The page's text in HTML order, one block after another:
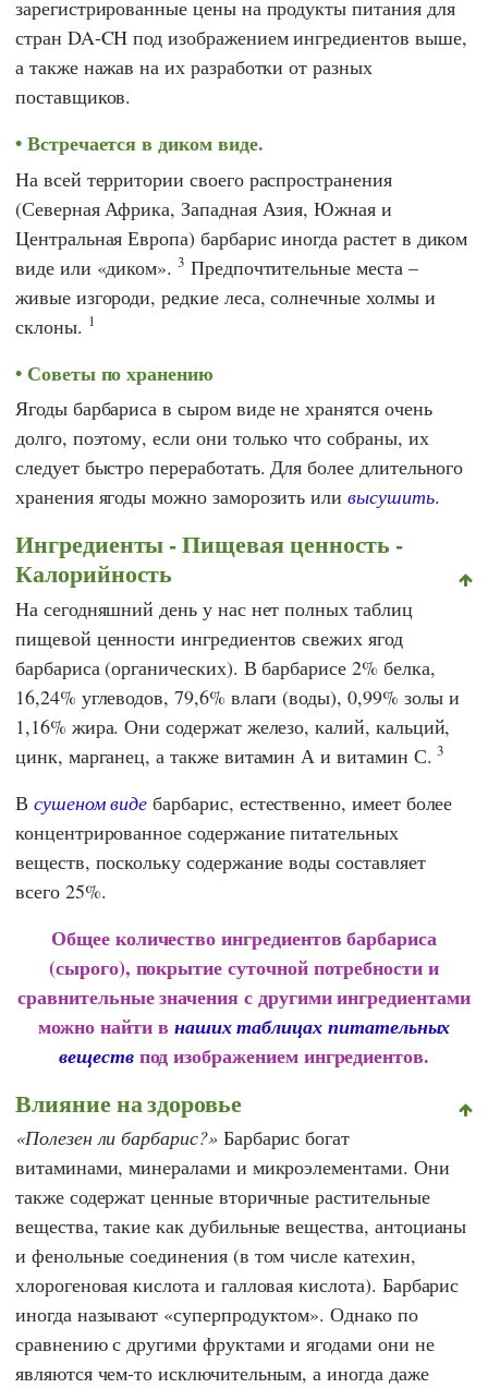
зарегистрированные цены на продукты питания для
стран DA-CH под изображением ингредиентов выше,
а также нажав на их разработки от разных
поставщиков.
Встречается в диком виде.
На всей территории своего распространения
(Северная Африка, Западная Азия, Южная и
Центральная Европа) барбарис иногда растет в диком
виде или «диком».3 Предпочтительные места –
живые изгороди, редкие леса, солнечные холмы и
склоны. 1
Советы по хранению
Ягоды барбариса в сыром виде не хранятся очень
долго, поэтому, если они только что собраны, их
следует быстро переработать. Для более длительного
хранения ягоды можно заморозить иливысушить.
Ингредиенты - Пищевая ценность -
Калорийность
На сегодняшний день у нас нет полных таблиц
пищевой ценности ингредиентов свежих ягод
барбариса (органических). В барбарисе 2% белка,
16,24% углеводов, 79,6% влаги (воды), 0,99% золы и
1,16% жира. Они содержат железо, калий, кальций,
цинк, марганец, а также витамин А и витамин С.3
В сушеном виде барбарис, естественно, имеет более
концентрированное содержание питательных
веществ, поскольку содержание воды составляет
всего 25%.
Общее количество ингредиентов барбариса
(сырого), покрытие суточной потребности и
сравнительные значения с другими ингредиентами
можно найти в наших таблицах питательных
веществпод изображением ингредиентов.
Влияние на здоровье
Полезен ли барбарис? Барбарис богат
витаминами, минералами и микроэлементами. Они
также содержат ценные вторичные растительные
вещества, такие как дубильные вещества, антоцианы
и фенольные соединения (в том числе катехин,
хлорогеновая кислота и галловая кислота). Барбарис
иногда называют «суперпродуктом». Однако по
сравнению с другими фруктами и ягодами они не
являются чем-то исключительным, а иногда даже